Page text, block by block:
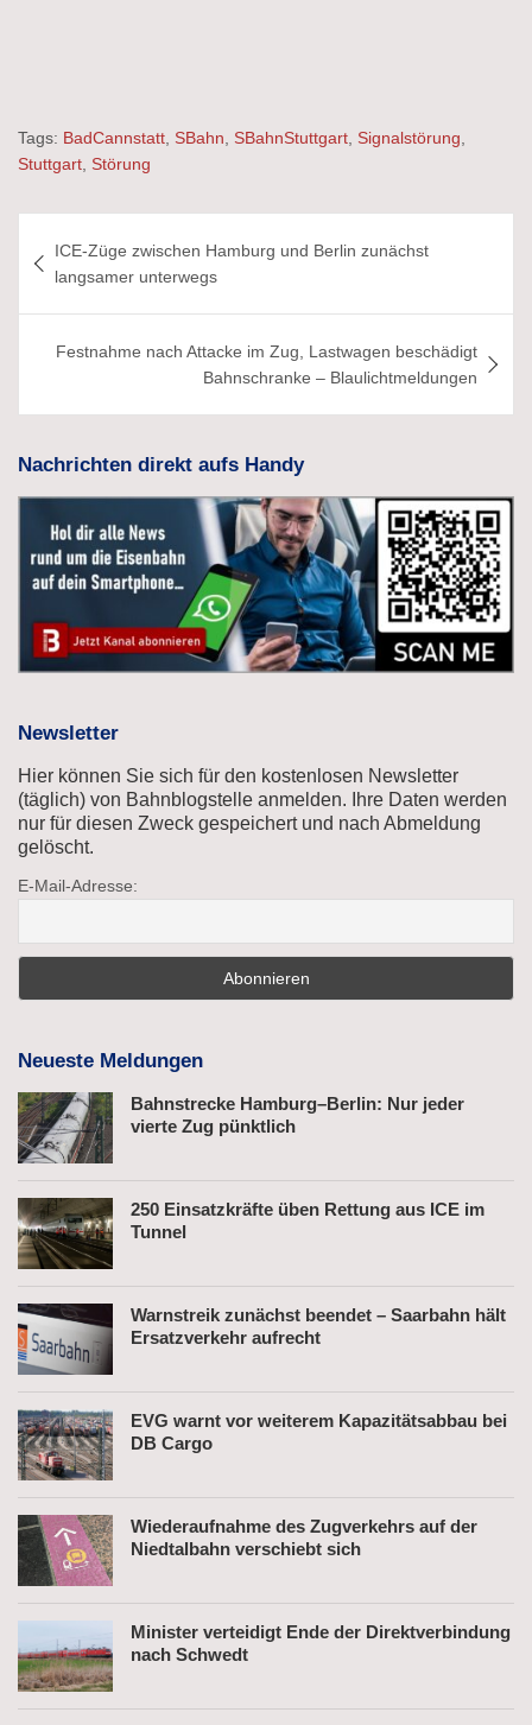
Tags: BadCannstatt SBahn SBahnStuttgart Signalstörung
Stuttgart Störung
ICE-Züge zwischen Hamburg und Berlin zunächst
langsamer unterwegs
Festnahme nach Attacke im Zug, Lastwagen beschädigt
Bahnschranke – Blaulichtmeldungen
Nachrichten direkt aufs Handy
Newsletter
Hier können Sie sich für den kostenlosen Newsletter
(täglich) von Bahnblogstelle anmelden. Ihre Daten werden
nur für diesen Zweck gespeichert und nach Abmeldung
gelöscht.
E-Mail-Adresse:
Neueste Meldungen
Bahnstrecke Hamburg–Berlin: Nur jeder
vierte Zug pünktlich
250 Einsatzkräfte üben Rettung aus ICE im
Tunnel
Warnstreik zunächst beendet – Saarbahn hält
Ersatzverkehr aufrecht
EVG warnt vor weiterem Kapazitätsabbau bei
DB Cargo
Wiederaufnahme des Zugverkehrs auf der
Niedtalbahn verschiebt sich
Minister verteidigt Ende der Direktverbindung
nach Schwedt